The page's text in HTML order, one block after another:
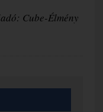
Cube-Élmény